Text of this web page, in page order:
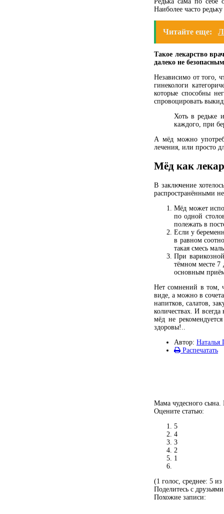
Наиболее часто
Читайте еще:
Такое лекарство
далеко не
Независимо от того,
гинекологи
которые способны
спровоцировать
Хоть в редьке
каждого, при
А мёд можно
лечения, или просто
Мёд как
В заключение
распространёнными
Мёд может
по одной
полежать в
Если у
в равном
такая смесь
При
тёмном месте 7
основным
Нет сомнений в том,
виде, а можно в
напитков, салатов,
количествах. И
мёд не
здоровы!..
Автор: Наталья
Распечатать
Мама чудесного сына.
Оцените статью:
5
4
3
2
1
(1 голос, среднее: 5 из
Поделитесь с
Похожие записи: